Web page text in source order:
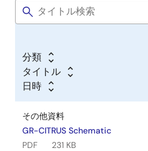
分類
タイトル
日時
その他資料
GR-CITRUS Schematic
PDF
231 KB